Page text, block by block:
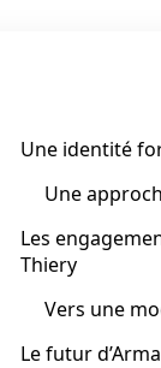
Une identité
Une
Les
Thiery
Vers une
Le futur